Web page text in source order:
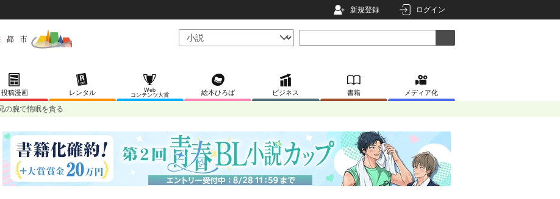
新規登録 ログイン
投稿漫画 レンタル
Web
コンテンツ大賞
絵本ひろば ビジネス 書籍 メディア化
の腕で惰眠を貪る